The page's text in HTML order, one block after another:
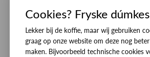
Eten en drinken
Openingstijden
Werken bij RINSMA
Betaalmethoden
Bezorgen
Contact
Cookies? Fryske
Lekker bij de koffie, maar wij gebruiken
graag op onze website om deze nog
maken. Bijvoorbeeld technische cookies